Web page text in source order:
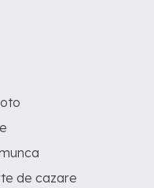
de cazare